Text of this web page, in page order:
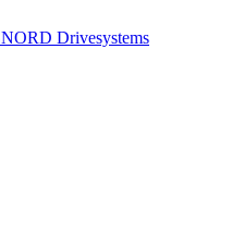
NORD Drivesystems